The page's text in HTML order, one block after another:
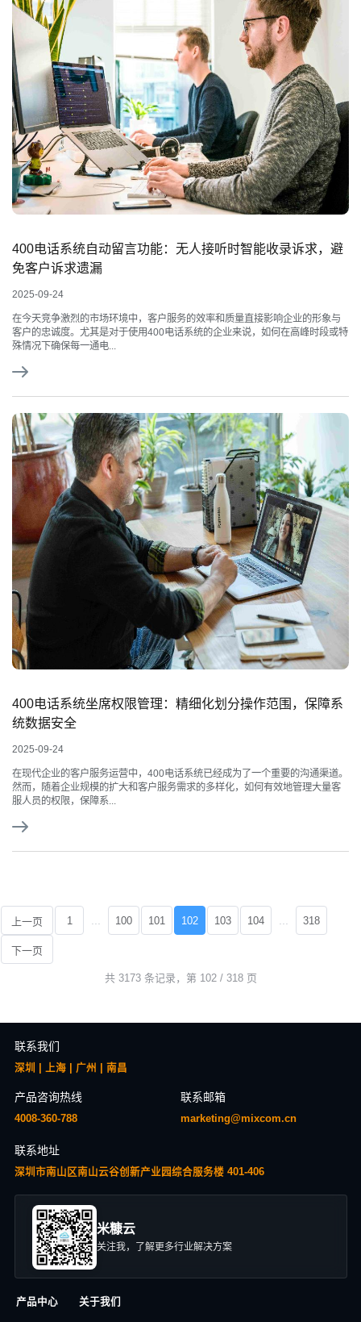
400电话系统自动留言功能：无人接听时智能收录诉求，避
免客户诉求遗漏
2025-09-24
在今天竞争激烈的市场环境中，客户服务的效率和质量直接影响企业的形象与
客户的忠诚度。尤其是对于使用400电话系统的企业来说，如何在高峰时段或特
殊情况下确保每一通电...
400电话系统坐席权限管理：精细化划分操作范围，保障系
统数据安全
2025-09-24
在现代企业的客户服务运营中，400电话系统已经成为了一个重要的沟通渠道。
然而，随着企业规模的扩大和客户服务需求的多样化，如何有效地管理大量客
服人员的权限，保障系...
上一页 1 100 101 102 103 104 318
下一页
共 3173 条记录，第 102 / 318 页
联系我们
深圳 | 上海 | 广州 | 南昌
产品咨询热线
4008-360-788
联系邮箱
marketing@mixcom.cn
联系地址
深圳市南山区南山云谷创新产业园综合服务楼 401-406
米糠云
关注我，了解更多行业解决方案
产品中心 关于我们